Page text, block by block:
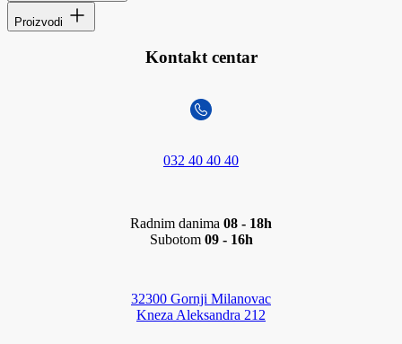
Proizvodi
Kontakt centar
032 40 40 40
Radnim danima 08 - 18h
Subotom 09 - 16h
32300 Gornji Milanovac
Kneza Aleksandra 212